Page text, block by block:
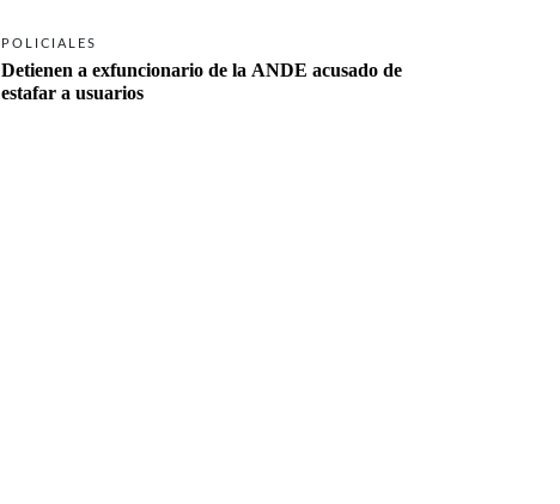
POLICIALES
Detienen a exfuncionario de la ANDE acusado de
estafar a usuarios